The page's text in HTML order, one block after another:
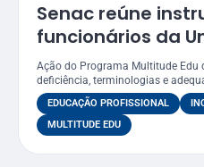
Senac reúne
funcionários da
oficina sobre
acessibilidade
Ação do Programa Multitude Edu
deficiência, terminologias e
EDUCAÇÃO PROFISSIONAL
MULTITUDE EDU